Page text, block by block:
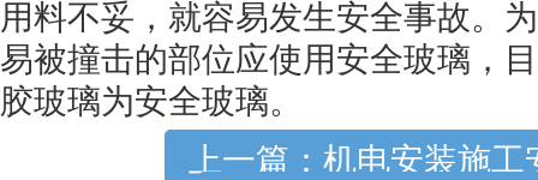
用料不妥，就容易发生安全事故。
易被撞击的部位应使用安全玻璃，
胶玻璃为安全玻璃。
上一篇：机电安装施